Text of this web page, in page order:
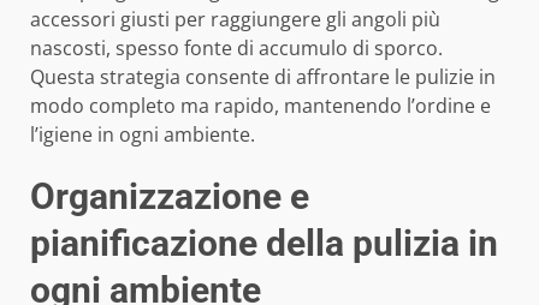
accessori giusti per raggiungere gli angoli più
nascosti, spesso fonte di accumulo di sporco.
Questa strategia consente di affrontare le pulizie in
modo completo ma rapido, mantenendo l’ordine e
l’igiene in ogni ambiente.
Organizzazione e
pianificazione della pulizia in
ogni ambiente